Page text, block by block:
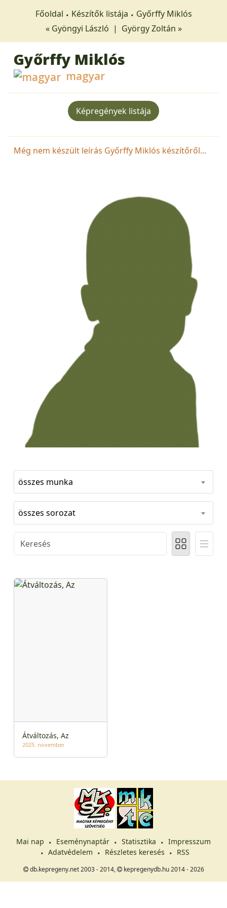
Főoldal Készítők listája
Győrffy Miklós
« Gyöngyi László | György Zoltán »
Győrffy Miklós
magyar
Képregények listája
Még nem készült leírás Győrffy Miklós készítőről...
összes munka
összes sorozat
Átváltozás, Az
2025. november
Mai nap Eseménynaptár Statisztika
Impresszum
Adatvédelem
Részletes keresés RSS
db.kepregeny.net 2003 - 2014, kepregenydb.hu 2014 - 2026